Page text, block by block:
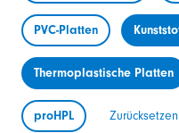
PVC-Platten
Thermoplastische Platten
proHPL Zurücksetzen